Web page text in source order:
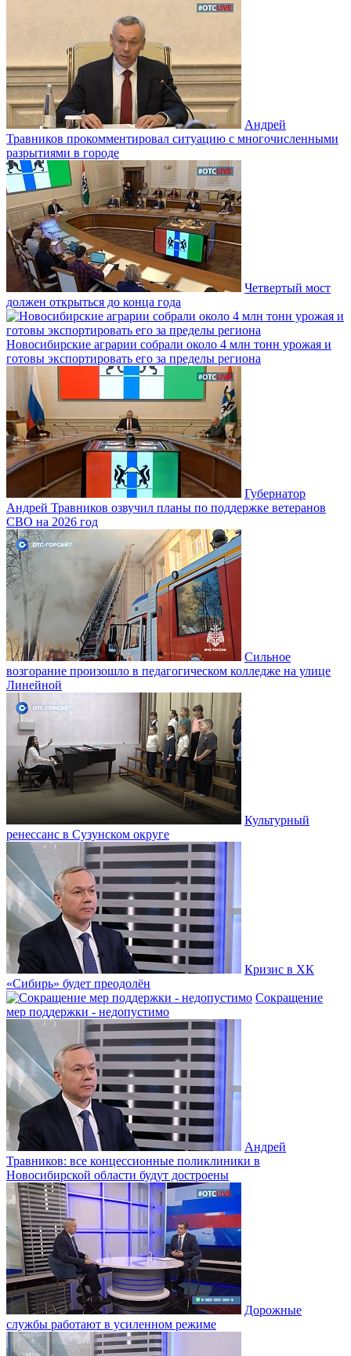
Андрей
Травников прокомментировал ситуацию с многочисленными
разрытиями в городе
Четвертый мост
должен открыться до конца года
Новосибирские аграрии собрали около 4 млн тонн урожая и
готовы экспортировать его за пределы региона
Губернатор
Андрей Травников озвучил планы по поддержке ветеранов
СВО на 2026 год
Сильное
возгорание произошло в педагогическом колледже на улице
Линейной
Культурный
ренессанс в Сузунском округе
Кризис в ХК
«Сибирь» будет преодолён
Сокращение
мер поддержки - недопустимо
Андрей
Травников: все концессионные поликлиники в
Новосибирской области будут достроены
Дорожные
службы работают в усиленном режиме